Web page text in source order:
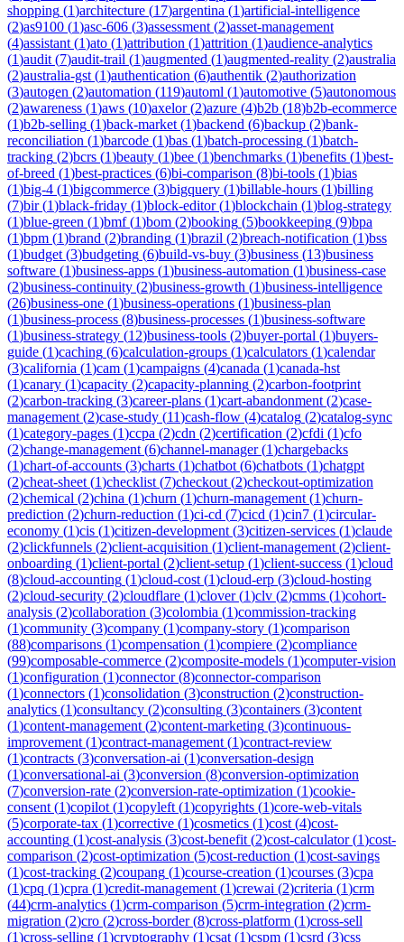
shopping (1)architecture (17)argentina (1)artificial-intelligence
(2)as9100 (1)asc-606 (3)assessment (2)asset-management
(4)assistant (1)ato (1)attribution (1)attrition (1)audience-analytics
(1)audit (7)audit-trail (1)augmented (1)augmented-reality (2)australia
(2)australia-gst (1)authentication (6)authentik (2)authorization
(3)autogen (2)automation (119)automl (1)automotive (5)autonomous
(2)awareness (1)aws (10)axelor(2)azure (4)b2b (18)b2b-ecommerce
(1)b2b-selling (1)back-market (1)backend (6)backup (2)bank-
reconciliation (1)barcode (1)bas (1)batch-processing (1)batch-
tracking (2)bcrs (1)beauty (1)bee (1)benchmarks (1)benefits (1)best-
of-breed (1)best-practices (6)bi-comparison (8)bi-tools (1)bias
(1)big-4 (1)bigcommerce (3)bigquery (1)billable-hours (1)billing
(7)bir(1)black-friday (1)block-editor(1)blockchain (1)blog-strategy
(1)blue-green (1)bmf(1)bom (2)booking (5)bookkeeping (9)bpa
(1)bpm (1)brand (2)branding (1)brazil (2)breach-notification (1)bss
(1)budget (3)budgeting (6)build-vs-buy (3)business (13)business
software (1)business-apps (1)business-automation (1)business-case
(2)business-continuity (2)business-growth (1)business-intelligence
(26)business-one (1)business-operations (1)business-plan
(1)business-process (8)business-processes (1)business-software
(1)business-strategy (12)business-tools (2)buyer-portal (1)buyers-
guide (1)caching (6)calculation-groups (1)calculators (1)calendar
(3)california (1)cam (1)campaigns (4)canada (1)canada-hst
(1)canary (1)capacity (2)capacity-planning (2)carbon-footprint
(2)carbon-tracking (3)career-plans (1)cart-abandonment (2)case-
management (2)case-study (11)cash-flow (4)catalog (2)catalog-sync
(1)category-pages (1)ccpa (2)cdn (2)certification (2)cfdi (1)cfo
(2)change-management (6)channel-manager(1)chargebacks
(1)chart-of-accounts (3)charts (1)chatbot (6)chatbots (1)chatgpt
(2)cheat-sheet (1)checklist (7)checkout (2)checkout-optimization
(2)chemical (2)china (1)churn (1)churn-management (1)churn-
prediction (2)churn-reduction (1)ci-cd (7)cicd (1)cin7 (1)circular-
economy (1)cis (1)citizen-development (3)citizen-services (1)claude
(2)clickfunnels (2)client-acquisition (1)client-management (2)client-
onboarding (1)client-portal (2)client-setup (1)client-success (1)cloud
(8)cloud-accounting (1)cloud-cost (1)cloud-erp (3)cloud-hosting
(2)cloud-security (2)cloudflare (1)clover(1)clv (2)cmms (1)cohort-
analysis (2)collaboration (3)colombia (1)commission-tracking
(1)community (3)company (1)company-story (1)comparison
(88)comparisons (1)compensation (1)compiere (2)compliance
(99)composable-commerce (2)composite-models (1)computer-vision
(1)configuration (1)connector(8)connector-comparison
(1)connectors (1)consolidation (3)construction (2)construction-
analytics (1)consultancy (2)consulting (3)containers (3)content
(1)content-management (2)content-marketing (3)continuous-
improvement (1)contract-management (1)contract-review
(1)contracts (3)conversation-ai (1)conversation-design
(1)conversational-ai (3)conversion (8)conversion-optimization
(7)conversion-rate (2)conversion-rate-optimization (1)cookie-
consent (1)copilot (1)copyleft (1)copyrights (1)core-web-vitals
(5)corporate-tax (1)corrective (1)cosmetics (1)cost (4)cost-
accounting (1)cost-analysis (3)cost-benefit (2)cost-calculator(1)cost-
comparison (2)cost-optimization (5)cost-reduction (1)cost-savings
(1)cost-tracking (2)coupang (1)course-creation (1)courses (3)cpa
(1)cpq (1)cpra (1)credit-management (1)crewai (2)criteria (1)crm
(44)crm-analytics (1)crm-comparison (5)crm-integration (2)crm-
migration (2)cro (2)cross-border(8)cross-platform (1)cross-sell
(1)cross-selling (1)cryptography (1)csat (1)cspm (1)csrd (3)css